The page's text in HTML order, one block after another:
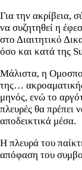
Για την ακρίβεια,
να συζητηθεί η
στο Διαιτητικό
όσο και κατά της
Μάλιστα, η
της…
μηνός, ενώ το
πλευρές θα πρέπει
αποδεικτικά μέσα.
Η πλευρά του
απόφαση του